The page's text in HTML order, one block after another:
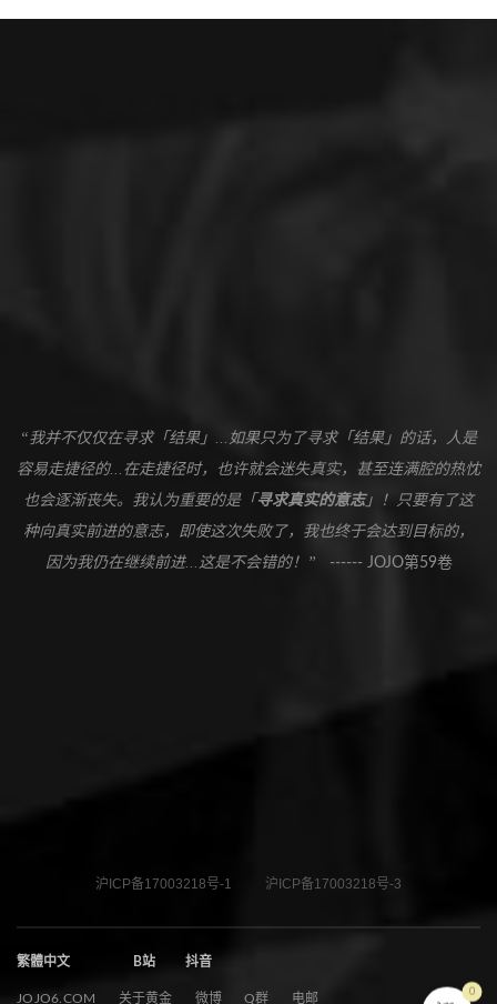
“我并不仅仅在寻求「结果」...如果只为了寻求「结果」的话，人是
容易走捷径的...在走捷径时，也许就会迷失真实，甚至连满腔的热忱
也会逐渐丧失。我认为重要的是「 寻求真实的意志」！只要有了这
种向真实前进的意志，即使这次失败了，我也终于会达到目标的，
因为我仍在继续前进...这是不会错的！”
------ JOJO第59卷
沪ICP备17003218号-1 沪ICP备17003218号-3
繁體中文 B站 抖音
JOJO6.COM 关于黄金 微博 Q群 电邮
0